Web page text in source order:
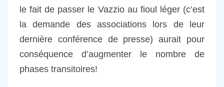
le fait de passer le Vazzio au fioul léger (c’est
la demande des associations lors de leur
dernière conférence de presse) aurait pour
conséquence d’augmenter le nombre de
phases transitoires!